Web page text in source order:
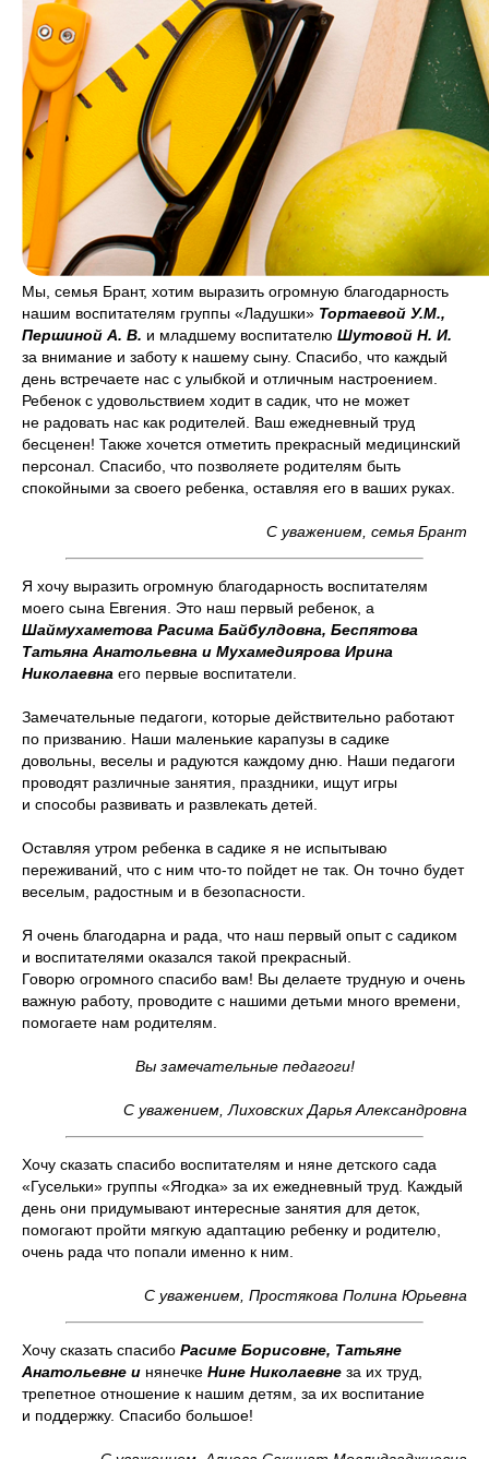
Мы, семья Брант, хотим выразить огромную благодарность
нашим воспитателям группы «Ладушки» Тортаевой У.М.,
Першиной А. В. и младшему воспитателю Шутовой Н. И.
за внимание и заботу к нашему сыну. Спасибо, что каждый
день встречаете нас с улыбкой и отличным настроением.
Ребенок с удовольствием ходит в садик, что не может
не радовать нас как родителей. Ваш ежедневный труд
бесценен! Также хочется отметить прекрасный медицинский
персонал. Спасибо, что позволяете родителям быть
спокойными за своего ребенка, оставляя его в ваших руках.
С уважением, семья Брант
Я хочу выразить огромную благодарность воспитателям
моего сына Евгения. Это наш первый ребенок, а
Шаймухаметова Расима Байбулдовна, Беспятова
Татьяна Анатольевна и Мухамедиярова Ирина
Николаевна его первые воспитатели.
Замечательные педагоги, которые действительно работают
по призванию. Наши маленькие карапузы в садике
довольны, веселы и радуются каждому дню. Наши педагоги
проводят различные занятия, праздники, ищут игры
и способы развивать и развлекать детей.
Оставляя утром ребенка в садике я не испытываю
переживаний, что с ним что-то пойдет не так. Он точно будет
веселым, радостным и в безопасности.
Я очень благодарна и рада, что наш первый опыт с садиком
и воспитателями оказался такой прекрасный.
Говорю огромного спасибо вам! Вы делаете трудную и очень
важную работу, проводите с нашими детьми много времени,
помогаете нам родителям.
Вы замечательные педагоги!
С уважением, Лиховских Дарья Александровна
Хочу сказать спасибо воспитателям и няне детского сада
«Гусельки» группы «Ягодка» за их ежедневный труд. Каждый
день они придумывают интересные занятия для деток,
помогают пройти мягкую адаптацию ребенку и родителю,
очень рада что попали именно к ним.
С уважением, Простякова Полина Юрьевна
Хочу сказать спасибо Расиме Борисовне, Татьяне
Анатольевне и нянечке Нине Николаевне за их труд,
трепетное отношение к нашим детям, за их воспитание
и поддержку. Спасибо большое!